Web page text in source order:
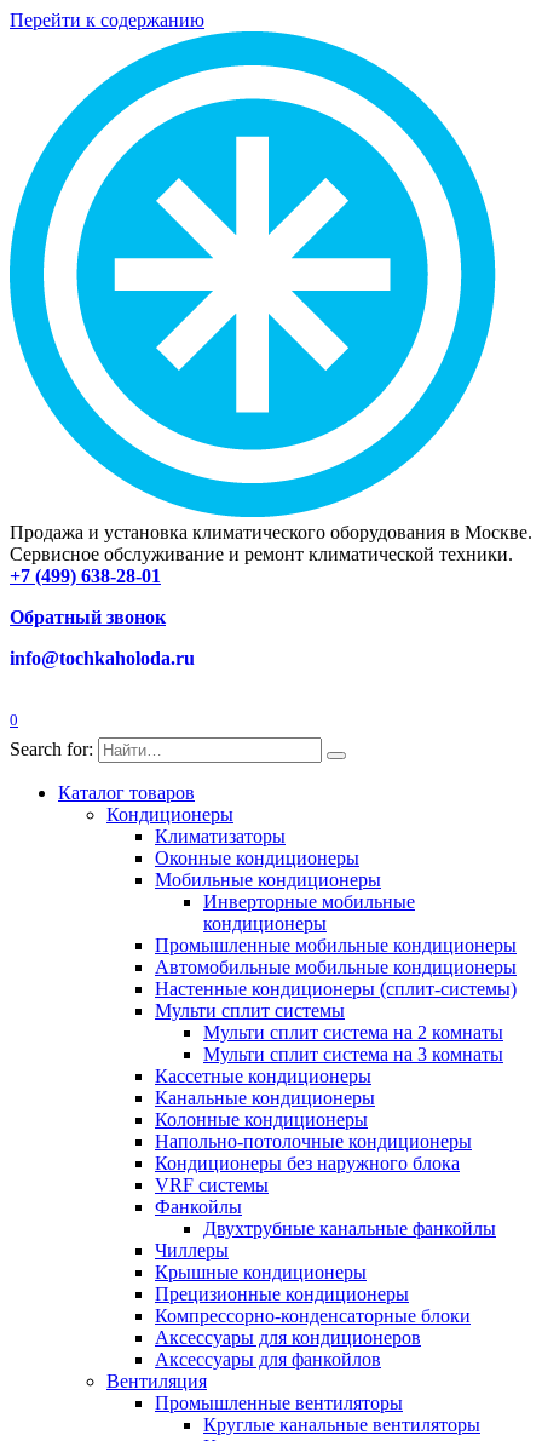
Перейти к содержанию
Продажа и установка климатического оборудования в Москве.
Сервисное обслуживание и ремонт климатической техники.
+7 (499) 638-28-01
Обратный звонок
info@tochkaholoda.ru
0
Search for:
Каталог товаров
Кондиционеры
Климатизаторы
Оконные кондиционеры
Мобильные кондиционеры
Инверторные мобильные
кондиционеры
Промышленные мобильные кондиционеры
Автомобильные мобильные кондиционеры
Настенные кондиционеры (сплит-системы)
Мульти сплит системы
Мульти сплит система на 2 комнаты
Мульти сплит система на 3 комнаты
Кассетные кондиционеры
Канальные кондиционеры
Колонные кондиционеры
Напольно-потолочные кондиционеры
Кондиционеры без наружного блока
VRF системы
Фанкойлы
Двухтрубные канальные фанкойлы
Чиллеры
Крышные кондиционеры
Прецизионные кондиционеры
Компрессорно-конденсаторные блоки
Аксессуары для кондиционеров
Аксессуары для фанкойлов
Вентиляция
Промышленные вентиляторы
Круглые канальные вентиляторы